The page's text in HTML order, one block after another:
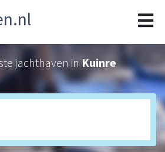
jachthaven inKuinre